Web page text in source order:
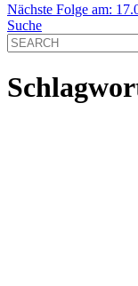
CLOSE
BUTTON
Nächste Folge am:
Suche
Search
for: